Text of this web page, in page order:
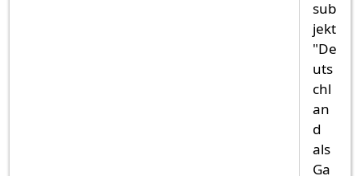
sub
jekt
"De
uts
chl
an
d
als
Ga